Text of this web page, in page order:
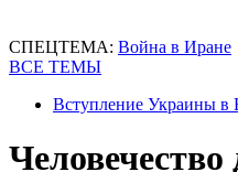
СПЕЦТЕМА: Война в Иране
ВСЕ ТЕМЫ
Вступление Украины в